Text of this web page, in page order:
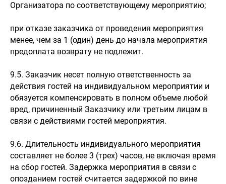
Организатора по соответствующему мероприятию;
при отказе заказчика от проведения мероприятия
менее, чем за 1 (один) день до начала мероприятия
предоплата возврату не подлежит.
9.5. Заказчик несет полную ответственность за
действия гостей на индивидуальном мероприятии и
обязуется компенсировать в полном объеме любой
вред, причиненный Заказчику или третьим лицам в
связи с действиями гостей мероприятия.
9.6. Длительность индивидуального мероприятия
составляет не более 3 (трех) часов, не включая время
на сбор гостей. Задержка мероприятия в связи с
опозданием гостей считается задержкой по вине